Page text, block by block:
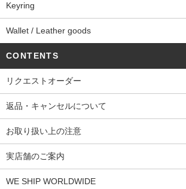
Keyring
Wallet / Leather goods
CONTENTS
リクエストオーダー
返品・キャンセルについて
お取り扱い上の注意
実店舗のご案内
WE SHIP WORLDWIDE